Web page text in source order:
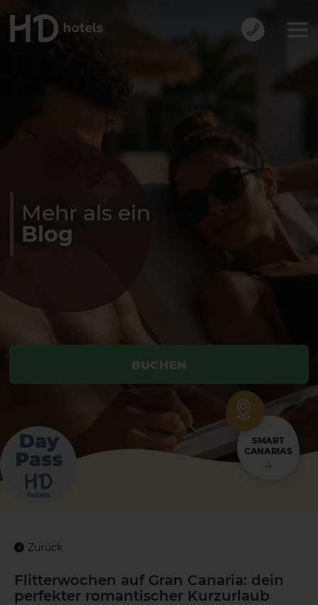
BUCHEN
BUCHEN
Mehr als ein
Blog
SMART
CANARIAS
Zurück
Flitterwochen auf Gran Canaria: dein
perfekter romantischer Kurzurlaub